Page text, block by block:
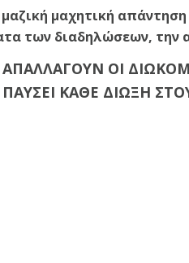
μαζική μαχητική
των διαδηλώσεων, την
ΟΙ
ΚΑΘΕ ΔΙΩΞΗ